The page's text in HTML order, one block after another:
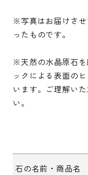
※写真はお届けさ
ったものです。
※天然の水晶原石
ックによる表面の
います。ご理解い
い。
石の名前・商品名